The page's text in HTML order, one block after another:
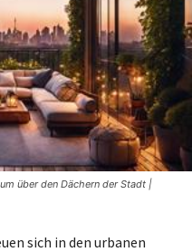
über den Dächern der Stadt |
sich in den urbanen